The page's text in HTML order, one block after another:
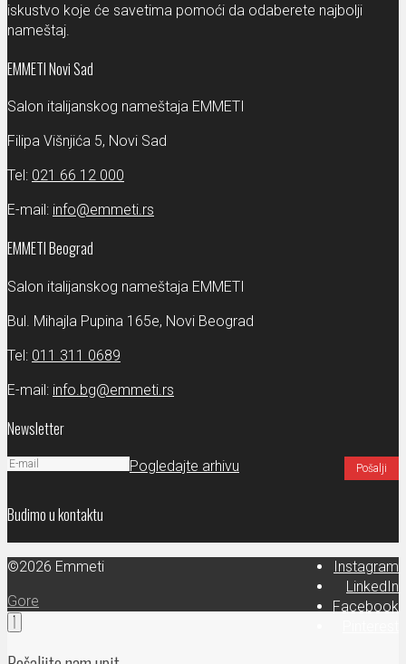
iskustvo koje će savetima pomoći da odaberete najbolji
nameštaj.
EMMETI Novi Sad
Salon italijanskog nameštaja EMMETI
Filipa Višnjića 5, Novi Sad
Tel: 021 66 12 000
E-mail: info@emmeti.rs
EMMETI Beograd
Salon italijanskog nameštaja EMMETI
Bul. Mihajla Pupina 165e, Novi Beograd
Tel: 011 311 0689
E-mail: info.bg@emmeti.rs
Newsletter
Pogledajte arhivu
Budimo u kontaktu
Instagram
LinkedIn
Facebook
©2026 Emmeti
Gore